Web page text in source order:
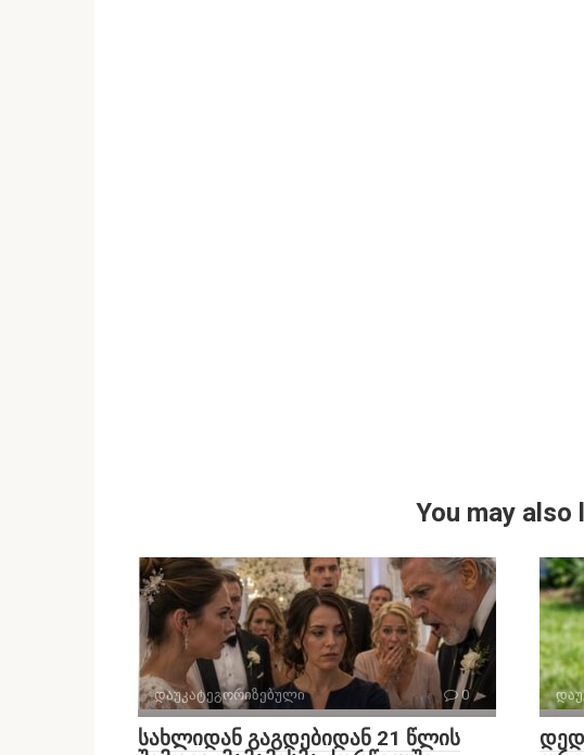
You may also
დაუკატეგორიზებული 0
სახლიდან გაგდებიდან 21 წლის